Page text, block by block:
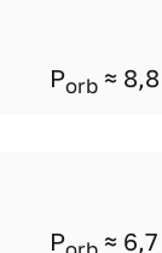
Porb ≈ 8,8
P ≈ 6,7